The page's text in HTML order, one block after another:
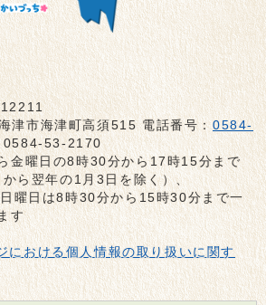
津市海津町高須515 電話番号：0584-
0584-53-2170
金曜日の8時30分から17時15分まで
ら翌年の1月3日を除く）、
曜日は8時30分から15時30分まで一
す
における個人情報の取り扱いに関す